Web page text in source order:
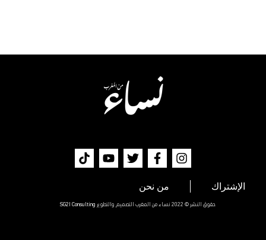
الإشتراك من نحن
حقوق النشر © 2022 نساء من المغرب التصميم والتطوير SG2I Consulting